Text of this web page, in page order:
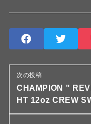
次の投稿
CHAMPION "
HT 12oz CREW